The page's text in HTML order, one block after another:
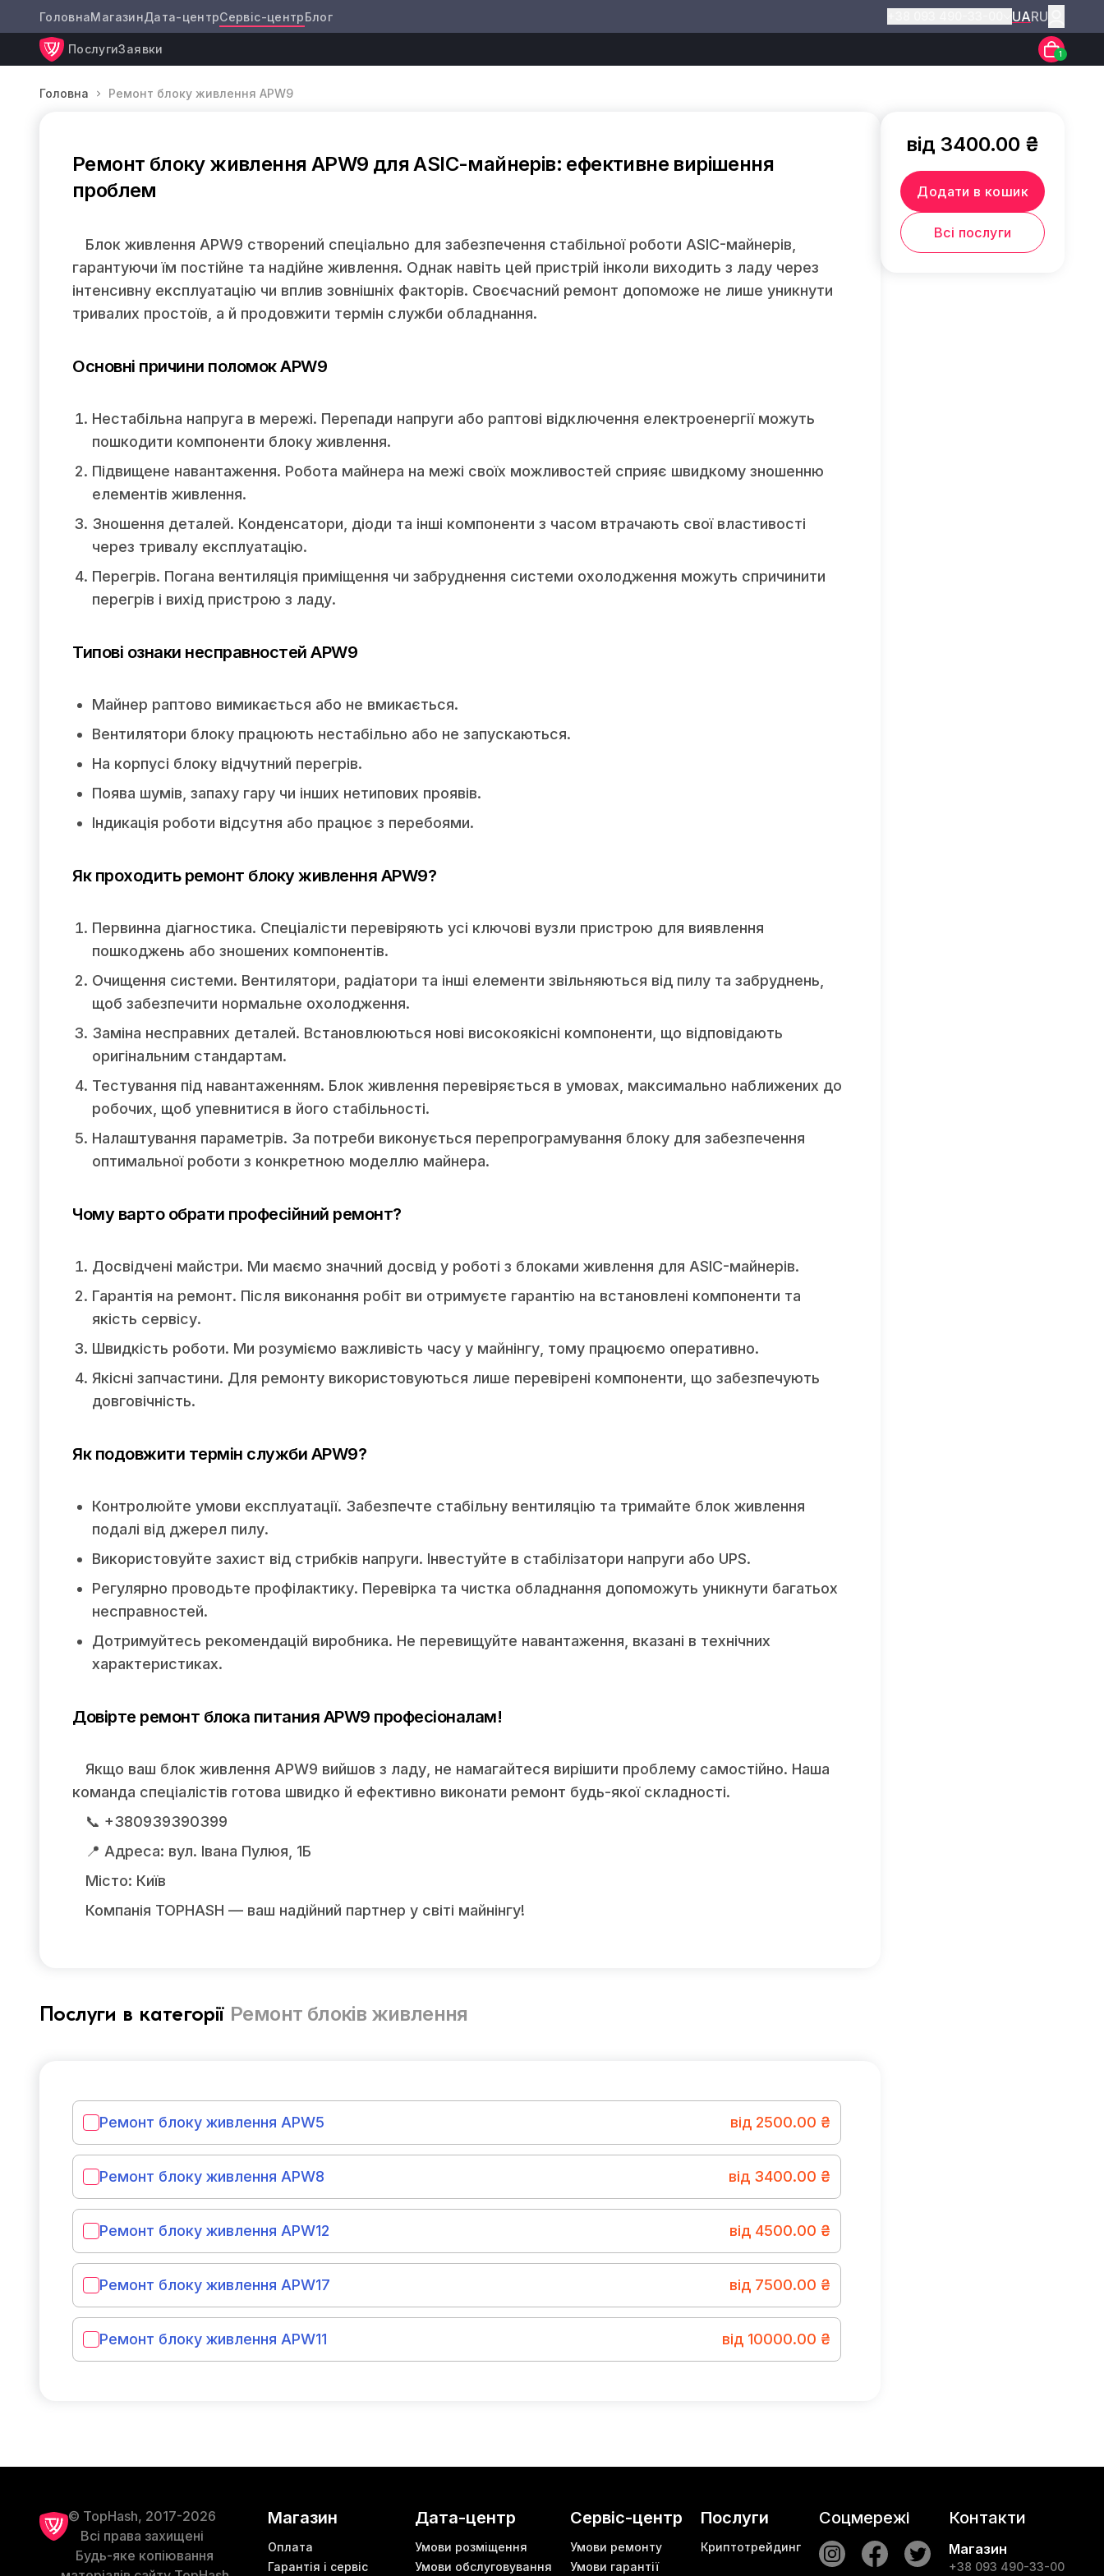
ГоловнаМагазинДата-центрСервіс-центрБлог UARU
ПослугиЗаявки 1
Головна Ремонт блоку живлення APW9
Ремонт блоку живлення APW9 для ASIC-майнерів: ефективне вирішення
проблем
Блок живлення APW9 створений спеціально для забезпечення стабільної роботи ASIC-майнерів,
гарантуючи їм постійне та надійне живлення. Однак навіть цей пристрій інколи виходить з ладу через
інтенсивну експлуатацію чи вплив зовнішніх факторів. Своєчасний ремонт допоможе не лише уникнути
тривалих простоїв, а й продовжити термін служби обладнання.
Основні причини поломок APW9
Нестабільна напруга в мережі. Перепади напруги або раптові відключення електроенергії можуть
пошкодити компоненти блоку живлення.
Підвищене навантаження. Робота майнера на межі своїх можливостей сприяє швидкому зношенню
елементів живлення.
Зношення деталей. Конденсатори, діоди та інші компоненти з часом втрачають свої властивості
через тривалу експлуатацію.
Перегрів. Погана вентиляція приміщення чи забруднення системи охолодження можуть спричинити
перегрів і вихід пристрою з ладу.
Типові ознаки несправностей APW9
Майнер раптово вимикається або не вмикається.
Вентилятори блоку працюють нестабільно або не запускаються.
На корпусі блоку відчутний перегрів.
Поява шумів, запаху гару чи інших нетипових проявів.
Індикація роботи відсутня або працює з перебоями.
Як проходить ремонт блоку живлення APW9?
Первинна діагностика. Спеціалісти перевіряють усі ключові вузли пристрою для виявлення
пошкоджень або зношених компонентів.
Очищення системи. Вентилятори, радіатори та інші елементи звільняються від пилу та забруднень,
щоб забезпечити нормальне охолодження.
Заміна несправних деталей. Встановлюються нові високоякісні компоненти, що відповідають
оригінальним стандартам.
Тестування під навантаженням. Блок живлення перевіряється в умовах, максимально наближених до
робочих, щоб упевнитися в його стабільності.
Налаштування параметрів. За потреби виконується перепрограмування блоку для забезпечення
оптимальної роботи з конкретною моделлю майнера.
Чому варто обрати професійний ремонт?
Досвідчені майстри. Ми маємо значний досвід у роботі з блоками живлення для ASIC-майнерів.
Гарантія на ремонт. Після виконання робіт ви отримуєте гарантію на встановлені компоненти та
якість сервісу.
Швидкість роботи. Ми розуміємо важливість часу у майнінгу, тому працюємо оперативно.
Якісні запчастини. Для ремонту використовуються лише перевірені компоненти, що забезпечують
довговічність.
Як подовжити термін служби APW9?
Контролюйте умови експлуатації. Забезпечте стабільну вентиляцію та тримайте блок живлення
подалі від джерел пилу.
Використовуйте захист від стрибків напруги. Інвестуйте в стабілізатори напруги або UPS.
Регулярно проводьте профілактику. Перевірка та чистка обладнання допоможуть уникнути багатьох
несправностей.
Дотримуйтесь рекомендацій виробника. Не перевищуйте навантаження, вказані в технічних
характеристиках.
Довірте ремонт блока питания APW9 професіоналам!
Якщо ваш блок живлення APW9 вийшов з ладу, не намагайтеся вирішити проблему самостійно. Наша
команда спеціалістів готова швидко й ефективно виконати ремонт будь-якої складності.
📞 +380939390399
📍 Адреса: вул. Івана Пулюя, 1Б
Місто: Київ
Компанія TOPHASH — ваш надійний партнер у світі майнінгу!
Послуги в категорії Ремонт блоків живлення
Ремонт блоку живлення APW5 від 2500.00 ₴
Ремонт блоку живлення APW8 від 3400.00 ₴
Ремонт блоку живлення APW12 від 4500.00 ₴
Ремонт блоку живлення APW17 від 7500.00 ₴
Ремонт блоку живлення APW11 від 10000.00 ₴
від 3400.00 ₴
Додати в кошик
Всі послуги
© TopHash, 2017-2026
Всі права захищені
Будь-яке копіювання
Магазин
Оплата
Гарантія і сервіс
Дата-центр
Умови розміщення
Умови обслуговування
Сервіс-центр
Умови ремонту
Умови гарантії
Послуги
Криптотрейдинг
Соцмережі Контакти
Магазин
+38 093 490-33-00